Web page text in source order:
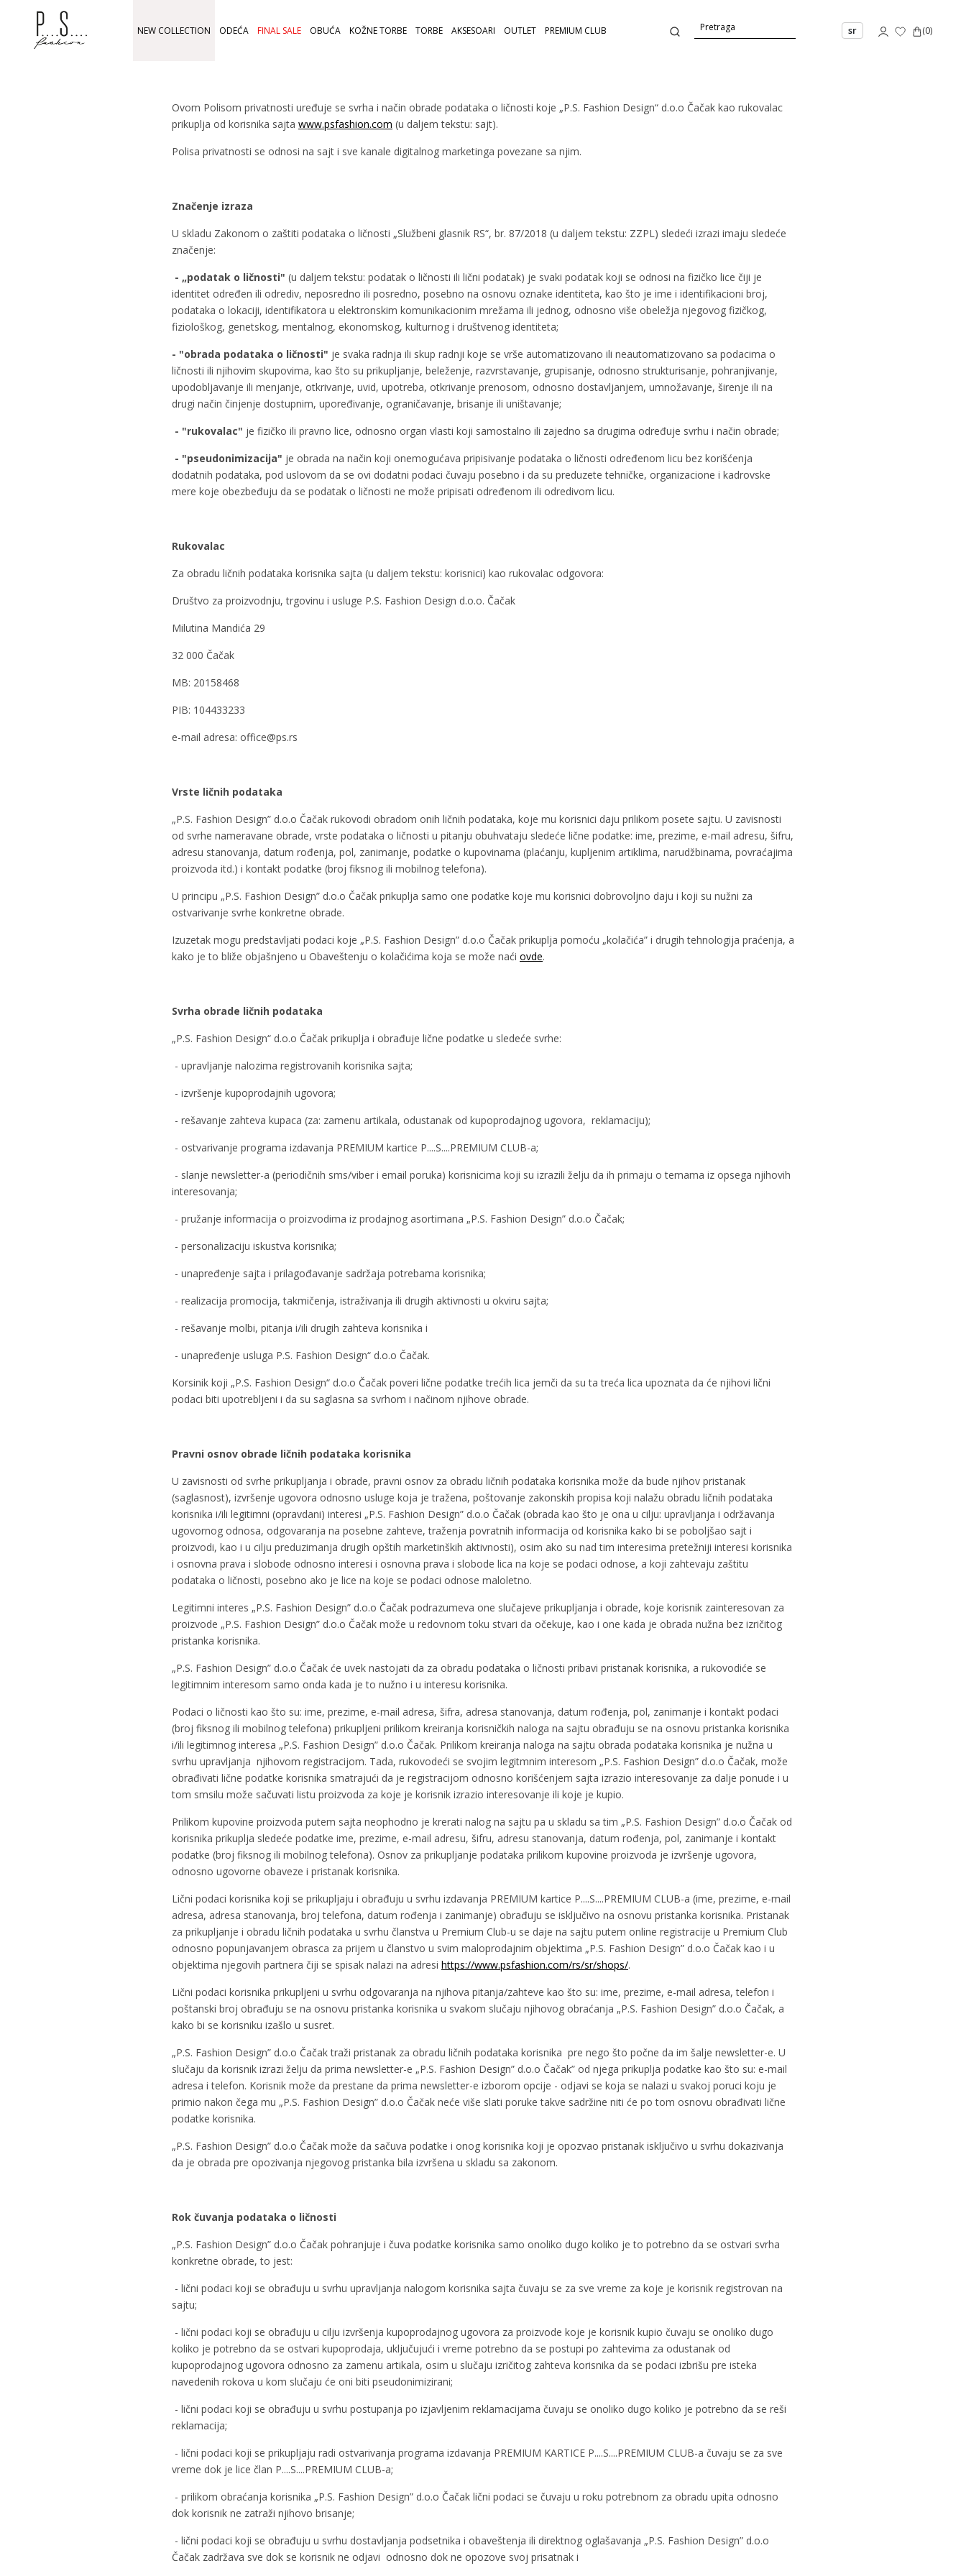
NEW COLLECTION ODEĆA FINAL SALE OBUĆA KOŽNE TORBE TORBE AKSESOARI OUTLET PREMIUM CLUB sr (0)
Ovom Polisom privatnosti uređuje se svrha i način obrade podataka o ličnosti koje „P.S. Fashion Design“ d.o.o Čačak kao rukovalac
prikuplja od korisnika sajta www.psfashion.com (u daljem tekstu: sajt).
Polisa privatnosti se odnosi na sajt i sve kanale digitalnog marketinga povezane sa njim.
Značenje izraza
U skladu Zakonom o zaštiti podataka o ličnosti „Službeni glasnik RS“, br. 87/2018 (u daljem tekstu: ZZPL) sledeći izrazi imaju sledeće
značenje:
- „podatak o ličnosti" (u daljem tekstu: podatak o ličnosti ili lični podatak) je svaki podatak koji se odnosi na fizičko lice čiji je
identitet određen ili odrediv, neposredno ili posredno, posebno na osnovu oznake identiteta, kao što je ime i identifikacioni broj,
podataka o lokaciji, identifikatora u elektronskim komunikacionim mrežama ili jednog, odnosno više obeležja njegovog fizičkog,
fiziološkog, genetskog, mentalnog, ekonomskog, kulturnog i društvenog identiteta;
- "obrada podataka o ličnosti" je svaka radnja ili skup radnji koje se vrše automatizovano ili neautomatizovano sa podacima o
ličnosti ili njihovim skupovima, kao što su prikupljanje, beleženje, razvrstavanje, grupisanje, odnosno strukturisanje, pohranjivanje,
upodobljavanje ili menjanje, otkrivanje, uvid, upotreba, otkrivanje prenosom, odnosno dostavljanjem, umnožavanje, širenje ili na
drugi način činjenje dostupnim, upoređivanje, ograničavanje, brisanje ili uništavanje;
- "rukovalac" je fizičko ili pravno lice, odnosno organ vlasti koji samostalno ili zajedno sa drugima određuje svrhu i način obrade;
- "pseudonimizacija" je obrada na način koji onemogućava pripisivanje podataka o ličnosti određenom licu bez korišćenja
dodatnih podataka, pod uslovom da se ovi dodatni podaci čuvaju posebno i da su preduzete tehničke, organizacione i kadrovske
mere koje obezbeđuju da se podatak o ličnosti ne može pripisati određenom ili odredivom licu.
Rukovalac
Za obradu ličnih podataka korisnika sajta (u daljem tekstu: korisnici) kao rukovalac odgovora:
Društvo za proizvodnju, trgovinu i usluge P.S. Fashion Design d.o.o. Čačak
Milutina Mandića 29
32 000 Čačak
MB: 20158468
PIB: 104433233
e-mail adresa: office@ps.rs
Vrste ličnih podataka
„P.S. Fashion Design” d.o.o Čačak rukovodi obradom onih ličnih podataka, koje mu korisnici daju prilikom posete sajtu. U zavisnosti
od svrhe nameravane obrade, vrste podataka o ličnosti u pitanju obuhvataju sledeće lične podatke: ime, prezime, e-mail adresu, šifru,
adresu stanovanja, datum rođenja, pol, zanimanje, podatke o kupovinama (plaćanju, kupljenim artiklima, narudžbinama, povraćajima
proizvoda itd.) i kontakt podatke (broj fiksnog ili mobilnog telefona).
U principu „P.S. Fashion Design” d.o.o Čačak prikuplja samo one podatke koje mu korisnici dobrovoljno daju i koji su nužni za
ostvarivanje svrhe konkretne obrade.
Izuzetak mogu predstavljati podaci koje „P.S. Fashion Design” d.o.o Čačak prikuplja pomoću „kolačića” i drugih tehnologija praćenja, a
kako je to bliže objašnjeno u Obaveštenju o kolačićima koja se može naći ovde.
Svrha obrade ličnih podataka
„P.S. Fashion Design“ d.o.o Čačak prikuplja i obrađuje lične podatke u sledeće svrhe:
- upravljanje nalozima registrovanih korisnika sajta;
- izvršenje kupoprodajnih ugovora;
- rešavanje zahteva kupaca (za: zamenu artikala, odustanak od kupoprodajnog ugovora, reklamaciju);
- ostvarivanje programa izdavanja PREMIUM kartice P....S....PREMIUM CLUB-a;
- slanje newsletter-a (periodičnih sms/viber i email poruka) korisnicima koji su izrazili želju da ih primaju o temama iz opsega njihovih
interesovanja;
- pružanje informacija o proizvodima iz prodajnog asortimana „P.S. Fashion Design” d.o.o Čačak;
- personalizaciju iskustva korisnika;
- unapređenje sajta i prilagođavanje sadržaja potrebama korisnika;
- realizacija promocija, takmičenja, istraživanja ili drugih aktivnosti u okviru sajta;
- rešavanje molbi, pitanja i/ili drugih zahteva korisnika i
- unapređenje usluga P.S. Fashion Design“ d.o.o Čačak.
Korsinik koji „P.S. Fashion Design“ d.o.o Čačak poveri lične podatke trećih lica jemči da su ta treća lica upoznata da će njihovi lični
podaci biti upotrebljeni i da su saglasna sa svrhom i načinom njihove obrade.
Pravni osnov obrade ličnih podataka korisnika
U zavisnosti od svrhe prikupljanja i obrade, pravni osnov za obradu ličnih podataka korisnika može da bude njihov pristanak
(saglasnost), izvršenje ugovora odnosno usluge koja je tražena, poštovanje zakonskih propisa koji nalažu obradu ličnih podataka
korisnika i/ili legitimni (opravdani) interesi „P.S. Fashion Design” d.o.o Čačak (obrada kao što je ona u cilju: upravljanja i održavanja
ugovornog odnosa, odgovaranja na posebne zahteve, traženja povratnih informacija od korisnika kako bi se poboljšao sajt i
proizvodi, kao i u cilju preduzimanja drugih opštih marketinških aktivnosti), osim ako su nad tim interesima pretežniji interesi korisnika
i osnovna prava i slobode odnosno interesi i osnovna prava i slobode lica na koje se podaci odnose, a koji zahtevaju zaštitu
podataka o ličnosti, posebno ako je lice na koje se podaci odnose maloletno.
Legitimni interes „P.S. Fashion Design” d.o.o Čačak podrazumeva one slučajeve prikupljanja i obrade, koje korisnik zainteresovan za
proizvode „P.S. Fashion Design” d.o.o Čačak može u redovnom toku stvari da očekuje, kao i one kada je obrada nužna bez izričitog
pristanka korisnika.
„P.S. Fashion Design” d.o.o Čačak će uvek nastojati da za obradu podataka o ličnosti pribavi pristanak korisnika, a rukovodiće se
legitimnim interesom samo onda kada je to nužno i u interesu korisnika.
Podaci o ličnosti kao što su: ime, prezime, e-mail adresa, šifra, adresa stanovanja, datum rođenja, pol, zanimanje i kontakt podaci
(broj fiksnog ili mobilnog telefona) prikupljeni prilikom kreiranja korisničkih naloga na sajtu obrađuju se na osnovu pristanka korisnika
i/ili legitimnog interesa „P.S. Fashion Design” d.o.o Čačak. Prilikom kreiranja naloga na sajtu obrada podataka korisnika je nužna u
svrhu upravljanja njihovom registracijom. Tada, rukovodeći se svojim legitmnim interesom „P.S. Fashion Design” d.o.o Čačak, može
obrađivati lične podatke korisnika smatrajući da je registracijom odnosno korišćenjem sajta izrazio interesovanje za dalje ponude i u
tom smsilu može sačuvati listu proizvoda za koje je korisnik izrazio interesovanje ili koje je kupio.
Prilikom kupovine proizvoda putem sajta neophodno je krerati nalog na sajtu pa u skladu sa tim „P.S. Fashion Design” d.o.o Čačak od
korisnika prikuplja sledeće podatke ime, prezime, e-mail adresu, šifru, adresu stanovanja, datum rođenja, pol, zanimanje i kontakt
podatke (broj fiksnog ili mobilnog telefona). Osnov za prikupljanje podataka prilikom kupovine proizvoda je izvršenje ugovora,
odnosno ugovorne obaveze i pristanak korisnika.
Lični podaci korisnika koji se prikupljaju i obrađuju u svrhu izdavanja PREMIUM kartice P....S....PREMIUM CLUB-a (ime, prezime, e-mail
adresa, adresa stanovanja, broj telefonа, datum rođenja i zanimanje) obrađuju se isključivo na osnovu pristanka korisnika. Pristanak
za prikupljanje i obradu ličnih podataka u svrhu članstva u Premium Club-u se daje na sajtu putem online registracije u Premium Club
odnosno popunjavanjem obrasca za prijem u članstvo u svim maloprodajnim objektima „P.S. Fashion Design” d.o.o Čačak kao i u
objektima njegovih partnera čiji se spisak nalazi na adresi https://www.psfashion.com/rs/sr/shops/.
Lični podaci korisnika prikupljeni u svrhu odgovaranja na njihova pitanja/zahteve kao što su: ime, prezime, e-mail adresa, telefon i
poštanski broj obrađuju se na osnovu pristanka korisnika u svakom slučaju njihovog obraćanja „P.S. Fashion Design” d.o.o Čačak, a
kako bi se korisniku izašlo u susret.
„P.S. Fashion Design” d.o.o Čačak traži pristanak za obradu ličnih podataka korisnika pre nego što počne da im šalje newsletter-e. U
slučaju da korisnik izrazi želju da prima newsletter-e „P.S. Fashion Design” d.o.o Čačak” od njega prikuplja podatke kao što su: e-mail
adresa i telefon. Korisnik može da prestane da prima newsletter-e izborom opcije - odjavi se koja se nalazi u svakoj poruci koju je
primio nakon čega mu „P.S. Fashion Design” d.o.o Čačak neće više slati poruke takve sadržine niti će po tom osnovu obrađivati lične
podatke korisnika.
„P.S. Fashion Design” d.o.o Čačak može da sačuva podatke i onog korisnika koji je opozvao pristanak isključivo u svrhu dokazivanja
da je obrada pre opozivanja njegovog pristanka bila izvršena u skladu sa zakonom.
Rok čuvanja podataka o ličnosti
„P.S. Fashion Design” d.o.o Čačak pohranjuje i čuva podatke korisnika samo onoliko dugo koliko je to potrebno da se ostvari svrha
konkretne obrade, to jest:
- lični podaci koji se obrađuju u svrhu upravljanja nalogom korisnika sajta čuvaju se za sve vreme za koje je korisnik registrovan na
sajtu;
- lični podaci koji se obrađuju u cilju izvršenja kupoprodajnog ugovora za proizvode koje je korisnik kupio čuvaju se onoliko dugo
koliko je potrebno da se ostvari kupoprodaja, uključujući i vreme potrebno da se postupi po zahtevima za odustanak od
kupoprodajnog ugovora odnosno za zamenu artikala, osim u slučaju izričitog zahteva korisnika da se podaci izbrišu pre isteka
navedenih rokova u kom slučaju će oni biti pseudonimizirani;
- lični podaci koji se obrađuju u svrhu postupanja po izjavljenim reklamacijama čuvaju se onoliko dugo koliko je potrebno da se reši
reklamacija;
- lični podaci koji se prikupljaju radi ostvarivanja programa izdavanja PREMIUM KARTICE P....S....PREMIUM CLUB-a čuvaju se za sve
vreme dok je lice član P....S....PREMIUM CLUB-a;
- prilikom obraćanja korisnika „P.S. Fashion Design” d.o.o Čačak lični podaci se čuvaju u roku potrebnom za obradu upita odnosno
dok korisnik ne zatraži njihovo brisanje;
- lični podaci koji se obrađuju u svrhu dostavljanja podsetnika i obaveštenja ili direktnog oglašavanja „P.S. Fashion Design” d.o.o
Čačak zadržava sve dok se korisnik ne odjavi odnosno dok ne opozove svoj prisatnak i